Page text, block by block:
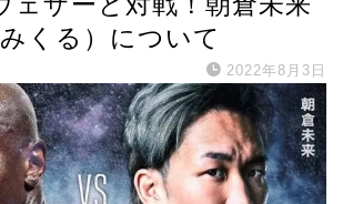
くる）について
2022年8月3日